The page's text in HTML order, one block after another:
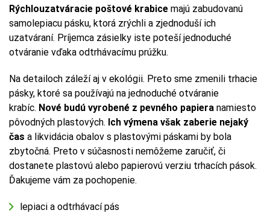
Rýchlouzatváracie poštové krabice majú zabudovanú
samolepiacu pásku, ktorá zrýchli a zjednoduší ich
uzatváraní. Príjemca zásielky iste poteší jednoduché
otváranie vďaka odtrhávacímu prúžku.
Na detailoch záleží aj v ekológii. Preto sme zmenili trhacie
pásky, ktoré sa používajú na jednoduché otváranie
krabíc. Nové budú vyrobené z pevného papiera namiesto
pôvodných plastových. Ich výmena však zaberie nejaký
čas a likvidácia obalov s plastovými páskami by bola
zbytočná. Preto v súčasnosti nemôžeme zaručiť, či
dostanete plastovú alebo papierovú verziu trhacích pások.
Ďakujeme vám za pochopenie.
lepiaci a odtrhávací pás